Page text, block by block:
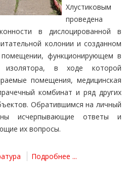
Хлустиковым
проведена
в дислоцированной в
колонии и созданном
функционирующем в
изолятора, в ходе которой
помещения, медицинская
комбинат и ряд других
Обратившимся на личный
исчерпывающие ответы и
их вопросы.
Подробнее ...